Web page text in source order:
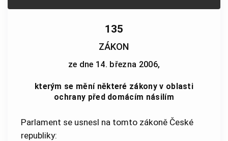
135
ZÁKON
ze dne 14. března 2006,
kterým se mění některé zákony v oblasti
ochrany před domácím násilím
Parlament se usnesl na tomto zákoně České
republiky: